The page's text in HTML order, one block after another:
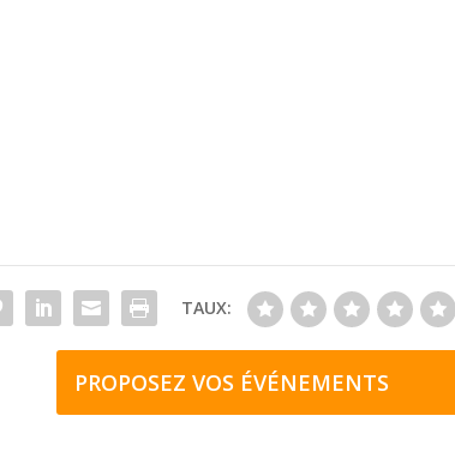
TAUX:
PROPOSEZ VOS ÉVÉNEMENTS